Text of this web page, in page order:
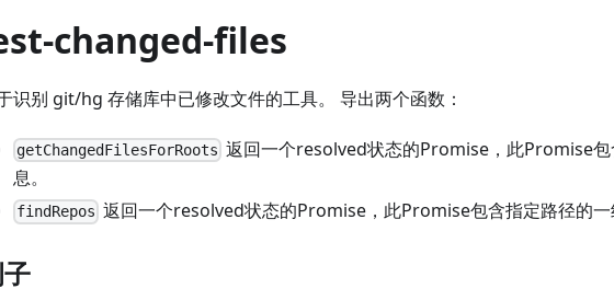
changed-files
识别 git/hg 存储库中已修改文件的工具。 导出两个函数：
getChangedFilesForRoots 返回一个resolved状态的Promise，此Promise
息。
findRepos 返回一个resolved状态的Promise，此Promise包含指定路径的